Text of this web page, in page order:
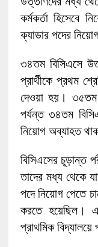
কর্মকর্তা
ক্যাডার পদের
৩৪তম বিসিএসে
প্রার্থীকে প্রথম
দেওয়া হয়।
পর্যন্ত ৩৪তম
নিয়োগ অব্যাহত
বিসিএসের চূড়ান্ত
তাদের মধ্য থেকে
পদে নিয়োগ পেতে
করতে হয়েছিল।
প্রাথমিক